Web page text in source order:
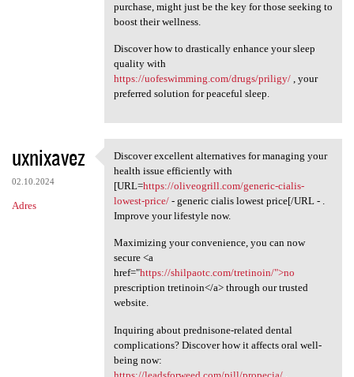
purchase, might just be the key for those seeking to
boost their wellness.
Discover how to drastically enhance your sleep
quality with
https://uofeswimming.com/drugs/priligy/, your
preferred solution for peaceful sleep.
uxnixavez
02.10.2024
Adres
Discover excellent
Discover excellent alternatives for managing your
health issue efficiently with
[URL=https://oliveogrill.com/generic-cialis-
lowest-price/- generic cialis lowest price[/URL - .
Improve your lifestyle now.
Maximizing your convenience, you can now
secure <a
href="https://shilpaotc.com/tretinoin/">no
prescription tretinoin</a> through our trusted
website.
Inquiring about prednisone-related dental
complications? Discover how it affects oral well-
being now: